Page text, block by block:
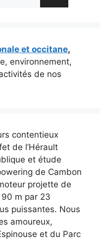
et occitane,
environnement,
de nos
contentieux
de l’Hérault
et étude
de Cambon
projette de
m par 23
puissantes. Nous
amoureux,
et du Parc